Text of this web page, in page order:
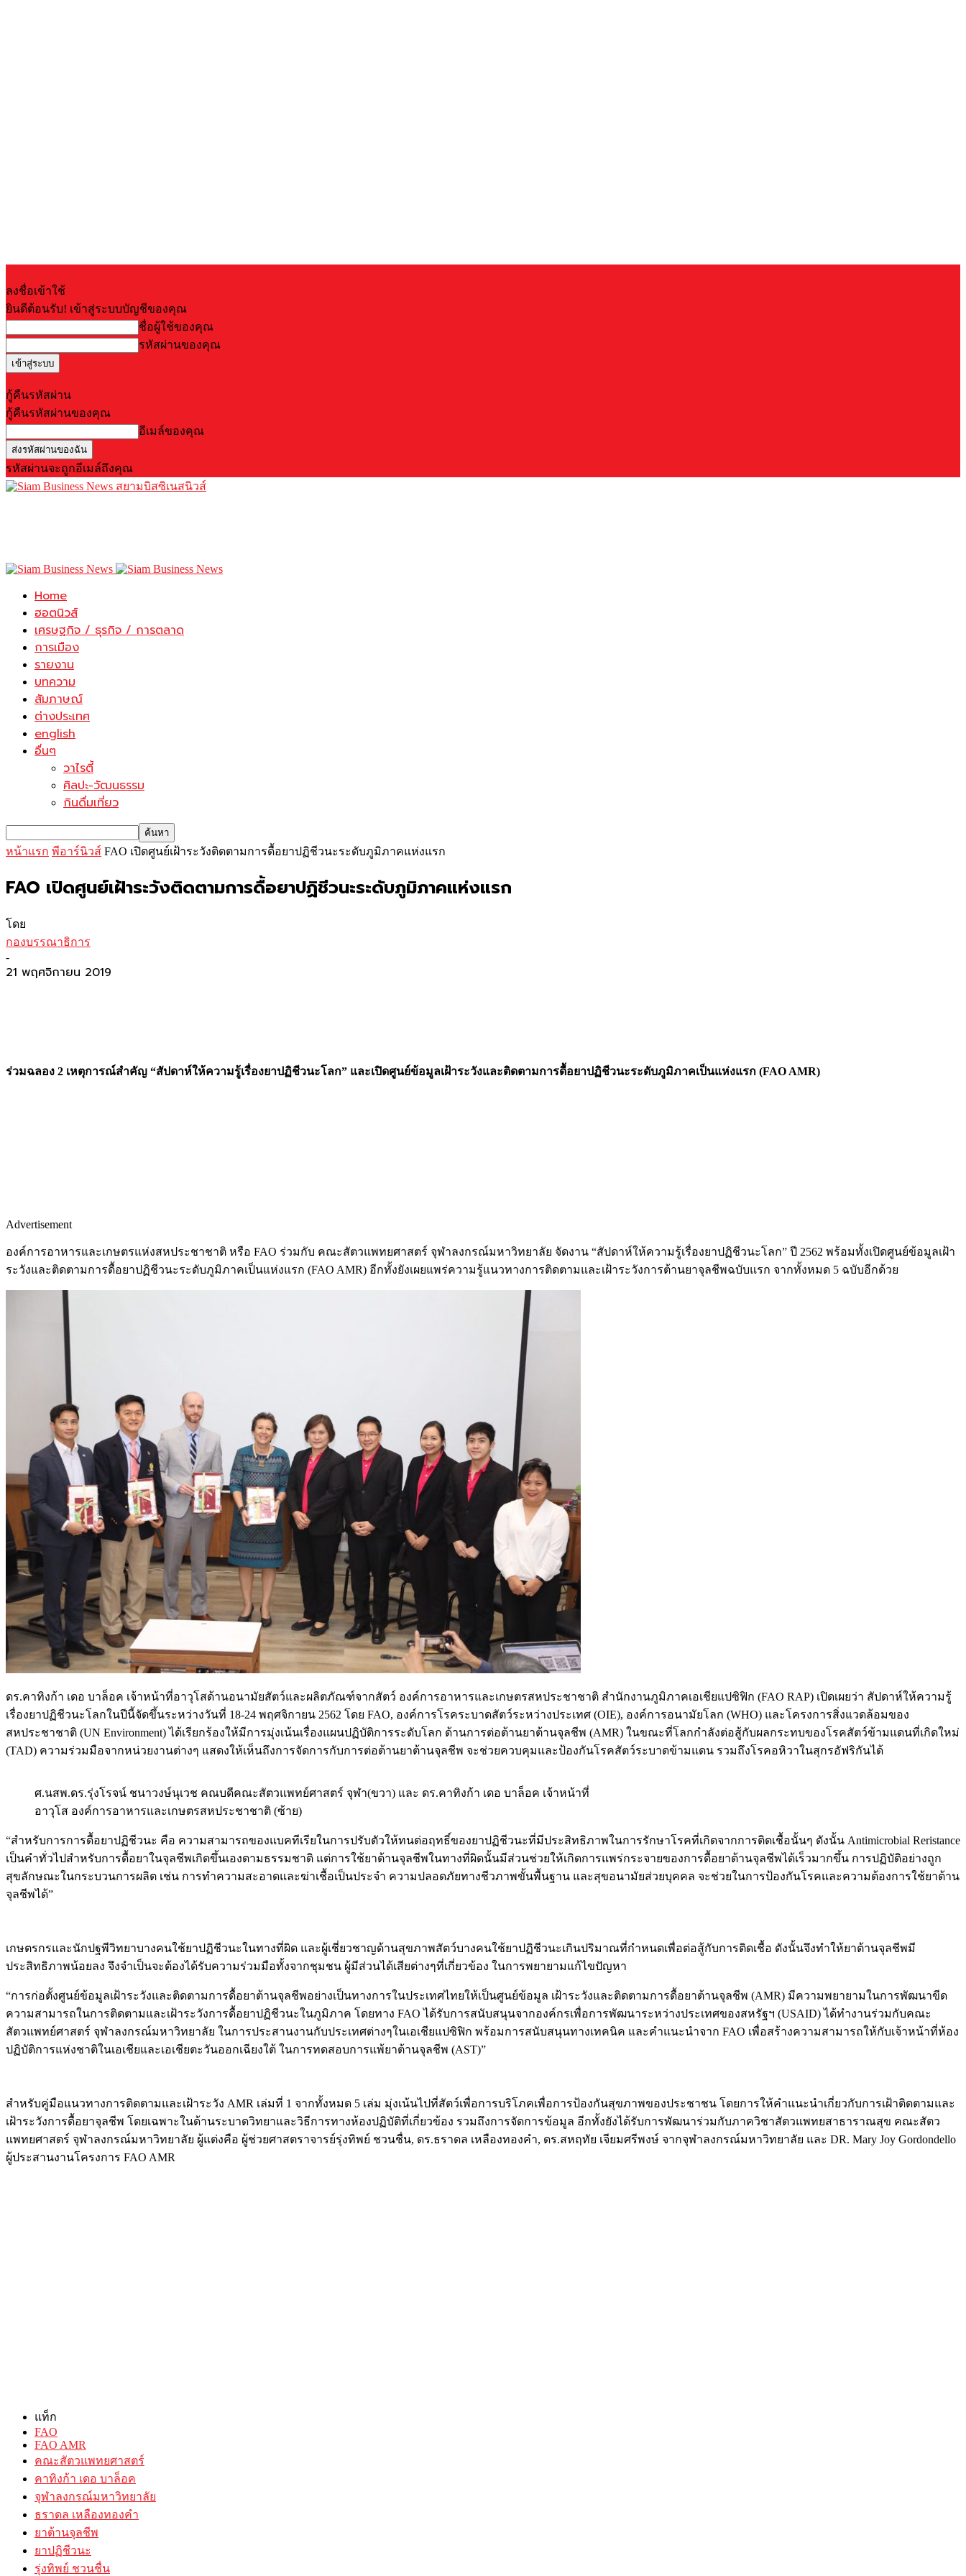
ลงชื่อเข้าใช้
ยินดีต้อนรับ! เข้าสู่ระบบบัญชีของคุณ
ชื่อผู้ใช้ของคุณ
รหัสผ่านของคุณ
กู้คืนรหัสผ่าน
กู้คืนรหัสผ่านของคุณ
อีเมล์ของคุณ
รหัสผ่านจะถูกอีเมล์ถึงคุณ
สยามบิสซิเนสนิวส์
Home
ฮอตนิวส์
เศรษฐกิจ / ธุรกิจ / การตลาด
การเมือง
รายงาน
บทความ
สัมภาษณ์
ต่างประเทศ
english
อื่นๆ
วาไรตี้
ศิลปะ-วัฒนธรรม
กินดื่มเที่ยว
หน้าแรก พีอาร์นิวส์ FAO เปิดศูนย์เฝ้าระวังติดตามการดื้อยาปฏิชีวนะระดับภูมิภาคแห่งแรก
FAO เปิดศูนย์เฝ้าระวังติดตามการดื้อยาปฏิชีวนะระดับภูมิภาคแห่งแรก
โดย
กองบรรณาธิการ
-
21 พฤศจิกายน 2019
ร่วมฉลอง 2 เหตุการณ์สำคัญ “สัปดาห์ให้ความรู้เรื่องยาปฏิชีวนะโลก” และเปิดศูนย์ข้อมูลเฝ้าระวังและติดตามการดื้อยาปฏิชีวนะระดับภูมิภาคเป็นแห่งแรก (FAO AMR)
Advertisement
องค์การอาหารและเกษตรแห่งสหประชาชาติ หรือ FAO ร่วมกับ คณะสัตวแพทยศาสตร์ จุฬาลงกรณ์มหาวิทยาลัย จัดงาน “สัปดาห์ให้ความรู้เรื่องยาปฏิชีวนะโลก” ปี 2562 พร้อมทั้งเปิดศูนย์ข้อมูลเฝ้า
ระวังและติดตามการดื้อยาปฏิชีวนะระดับภูมิภาคเป็นแห่งแรก (FAO AMR) อีกทั้งยังเผยแพร่ความรู้แนวทางการติดตามและเฝ้าระวังการต้านยาจุลชีพฉบับแรก จากทั้งหมด 5 ฉบับอีกด้วย
ดร.คาทิงก้า เดอ บาล็อค เจ้าหน้าที่อาวุโสด้านอนามัยสัตว์และผลิตภัณฑ์จากสัตว์ องค์การอาหารและเกษตรสหประชาชาติ สำนักงานภูมิภาคเอเชียแปซิฟิก (FAO RAP) เปิดเผยว่า สัปดาห์ให้ความรู้
เรื่องยาปฏิชีวนะโลกในปีนี้จัดขึ้นระหว่างวันที่ 18-24 พฤศจิกายน 2562 โดย FAO, องค์การโรคระบาดสัตว์ระหว่างประเทศ (OIE), องค์การอนามัยโลก (WHO) และโครงการสิ่งแวดล้อมของ
สหประชาชาติ (UN Environment) ได้เรียกร้องให้มีการมุ่งเน้นเรื่องแผนปฏิบัติการระดับโลก ด้านการต่อต้านยาต้านจุลชีพ (AMR) ในขณะที่โลกกำลังต่อสู้กับผลกระทบของโรคสัตว์ข้ามแดนที่เกิดใหม่
(TAD) ความร่วมมือจากหน่วยงานต่างๆ แสดงให้เห็นถึงการจัดการกับการต่อต้านยาต้านจุลชีพ จะช่วยควบคุมและป้องกันโรคสัตว์ระบาดข้ามแดน รวมถึงโรคอหิวาในสุกรอัฟริกันได้
ศ.นสพ.ดร.รุ่งโรจน์ ชนาวงษ์นุเวช คณบดีคณะสัตวแพทย์ศาสตร์ จุฬา(ขวา) และ ดร.คาทิงก้า เดอ บาล็อค เจ้าหน้าที่
อาวุโส องค์การอาหารและเกษตรสหประชาชาติ (ซ้าย)
“สำหรับการการดื้อยาปฏิชีวนะ คือ ความสามารถของแบคทีเรียในการปรับตัวให้ทนต่อฤทธิ์ของยาปฏิชีวนะที่มีประสิทธิภาพในการรักษาโรคที่เกิดจากการติดเชื้อนั้นๆ ดังนั้น Antimicrobial Reristance
เป็นคำทั่วไปสำหรับการดื้อยาในจุลชีพเกิดขึ้นเองตามธรรมชาติ แต่การใช้ยาต้านจุลชีพในทางที่ผิดนั้นมีส่วนช่วยให้เกิดการแพร่กระจายของการดื้อยาต้านจุลชีพได้เร็วมากขึ้น การปฏิบัติอย่างถูก
สุขลักษณะในกระบวนการผลิต เช่น การทำความสะอาดและฆ่าเชื้อเป็นประจำ ความปลอดภัยทางชีวภาพขั้นพื้นฐาน และสุขอนามัยส่วยบุคคล จะช่วยในการป้องกันโรคและความต้องการใช้ยาต้าน
จุลชีพได้”
เกษตรกรและนักปฐพีวิทยาบางคนใช้ยาปฏิชีวนะในทางที่ผิด และผู้เชี่ยวชาญด้านสุขภาพสัตว์บางคนใช้ยาปฏิชีวนะเกินปริมาณที่กำหนดเพื่อต่อสู้กับการติดเชื้อ ดังนั้นจึงทำให้ยาต้านจุลชีพมี
ประสิทธิภาพน้อยลง จึงจำเป็นจะต้องได้รับความร่วมมือทั้งจากชุมชน ผู้มีส่วนได้เสียต่างๆที่เกี่ยวข้อง ในการพยายามแก้ไขปัญหา
“การก่อตั้งศูนย์ข้อมูลเฝ้าระวังและติดตามการดื้อยาต้านจุลชีพอย่างเป็นทางการในประเทศไทยให้เป็นศูนย์ข้อมูล เฝ้าระวังและติดตามการดื้อยาต้านจุลชีพ (AMR) มีความพยายามในการพัฒนาขีด
ความสามารถในการติดตามและเฝ้าระวังการดื้อยาปฏิชีวนะในภูมิภาค โดยทาง FAO ได้รับการสนับสนุนจากองค์กรเพื่อการพัฒนาระหว่างประเทศของสหรัฐฯ (USAID) ได้ทำงานร่วมกับคณะ
สัตวแพทย์ศาสตร์ จุฬาลงกรณ์มหาวิทยาลัย ในการประสานงานกับประเทศต่างๆในเอเชียแปซิฟิก พร้อมการสนับสนุนทางเทคนิค และคำแนะนำจาก FAO เพื่อสร้างความสามารถให้กับเจ้าหน้าที่ห้อง
ปฏิบัติการแห่งชาติในเอเชียและเอเชียตะวันออกเฉียงใต้ ในการทดสอบการแพ้ยาต้านจุลชีพ (AST)”
สำหรับคู่มือแนวทางการติดตามและเฝ้าระวัง AMR เล่มที่ 1 จากทั้งหมด 5 เล่ม มุ่งเน้นไปที่สัตว์เพื่อการบริโภคเพื่อการป้องกันสุขภาพของประชาชน โดยการให้คำแนะนำเกี่ยวกับการเฝ้าติดตามและ
เฝ้าระวังการดื้อยาจุลชีพ โดยเฉพาะในด้านระบาดวิทยาและวิธีการทางห้องปฏิบัติที่เกี่ยวข้อง รวมถึงการจัดการข้อมูล อีกทั้งยังได้รับการพัฒนาร่วมกับภาควิชาสัตวแพทยสาธาราณสุข คณะสัตว
แพทยศาสตร์ จุฬาลงกรณ์มหาวิทยาลัย ผู้แต่งคือ ผู้ช่วยศาสตราจารย์รุ่งทิพย์ ชวนชื่น, ดร.ธราดล เหลืองทองคำ, ดร.สหฤทัย เจียมศรีพงษ์ จากจุฬาลงกรณ์มหาวิทยาลัย และ DR. Mary Joy Gordondello
ผู้ประสานงานโครงการ FAO AMR
แท็ก
FAO
FAO AMR
คณะสัตวแพทยศาสตร์
คาทิงก้า เดอ บาล็อค
จุฬาลงกรณ์มหาวิทยาลัย
ธราดล เหลืองทองคำ
ยาต้านจุลชีพ
ยาปฏิชีวนะ
รุ่งทิพย์ ชวนชื่น